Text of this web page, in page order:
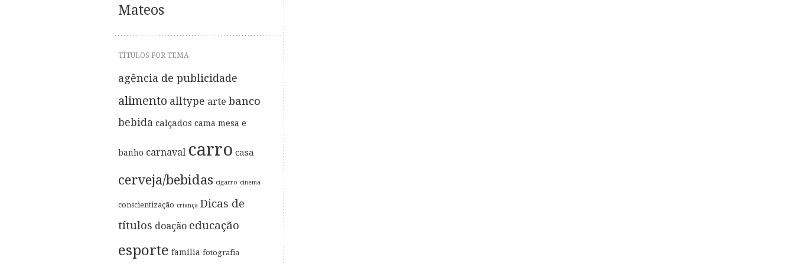
Mateos
TÍTULOS POR TEMA
agência de publicidade
alimento alltype arte banco
bebida calçados cama mesa e
banho carnaval carro casa
cerveja/bebidas cigarro cinema
conscientização criança Dicas de
títulos doação educação
esporte família fotografia